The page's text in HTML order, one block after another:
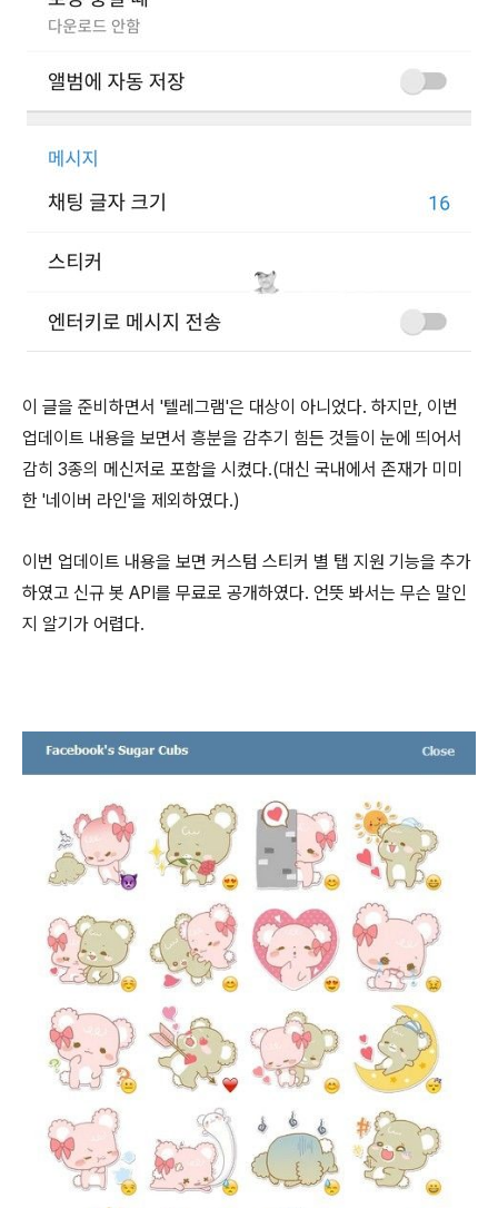
이 글을 준비하면서 '텔레그램'은 대상이 아니었다. 하지만, 이번
업데이트 내용을 보면서 흥분을 감추기 힘든 것들이 눈에 띄어서
감히 3종의 메신저로 포함을 시켰다.(대신 국내에서 존재가 미미
한 '네이버 라인'을 제외하였다.)
이번 업데이트 내용을 보면 커스텀 스티커 별 탭 지원 기능을 추가
하였고 신규 봇 API를 무료로 공개하였다. 언뜻 봐서는 무슨 말인
지 알기가 어렵다.